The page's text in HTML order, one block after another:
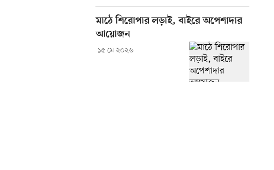
মাঠে শিরোপার লড়াই, বাইরে অপেশাদার
আয়োজন
১৫ মে ২০২৬